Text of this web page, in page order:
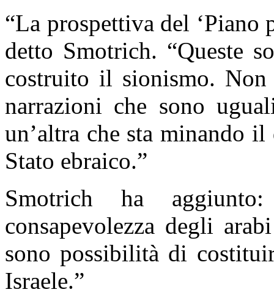
“La prospettiva del ‘Piano
detto Smotrich. “Queste
costruito il sionismo.
narrazioni che sono
un’altra che sta minando
Stato ebraico.”
Smotrich ha
consapevolezza degli
sono possibilità di
Israele.”